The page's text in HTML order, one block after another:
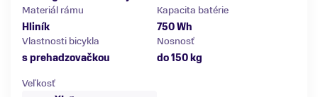
Materiál rámu
Hliník
Kapacita batérie
750 Wh
Vlastnosti bicykla
s prehadzovačkou
Nosnosť
do 150 kg
Veľkosť